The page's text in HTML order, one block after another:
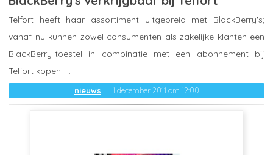
nieuws 1 december 2011 om 12:00
Telfort heeft haar assortiment uitgebreid met BlackBerry's;
vanaf nu kunnen zowel consumenten als zakelijke klanten een
BlackBerry-toestel in combinatie met een abonnement bij
Telfort kopen. ...